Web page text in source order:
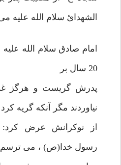
الشهدائ سلام الله علیه
امام صادق سلام الله
20 سال بر
پدرش گریست و هرگز
نیاوردند مگر آنکه گریه
از نوکرانش عرض کرد:
رسول خدا(ص) ، می ترسم